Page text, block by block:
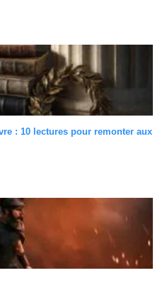
: 10 lectures pour remonter aux